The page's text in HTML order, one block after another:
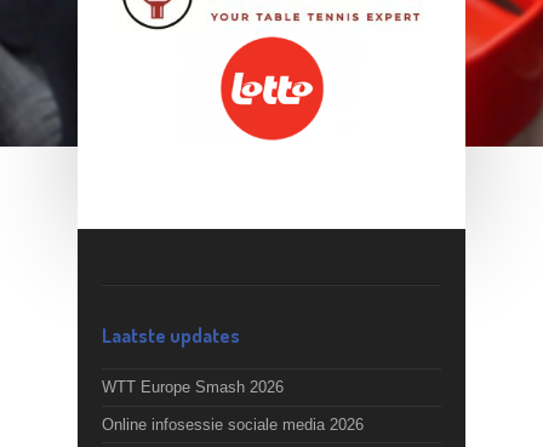
Laatste updates
WTT Europe Smash 2026
Online infosessie sociale media 2026